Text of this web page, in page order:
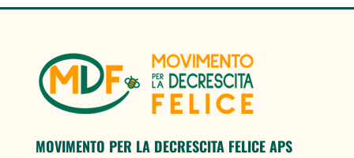
MOVIMENTO PER LA DECRESCITA FELICE APS